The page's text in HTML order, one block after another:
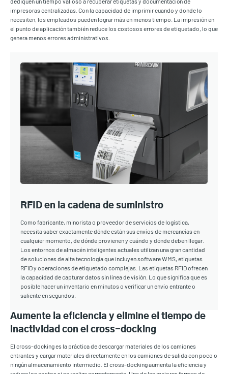
impresoras centralizadas. Con la capacidad de imprimir cuando y donde lo
necesiten, los empleados pueden lograr más en menos tiempo. La impresión en
el punto de aplicación también reduce los costosos errores de etiquetado, lo que
genera menos errores administrativos.
RFID en la cadena de suministro
Como fabricante, minorista o proveedor de servicios de logística,
necesita saber exactamente dónde están sus envíos de mercancías en
cualquier momento, de dónde provienen y cuándo y dónde deben llegar.
Los entornos de almacén inteligentes actuales utilizan una gran cantidad
de soluciones de alta tecnología que incluyen software WMS, etiquetas
RFID y operaciones de etiquetado complejas. Las etiquetas RFID ofrecen
la capacidad de capturar datos sin línea de visión. Lo que significa que es
posible hacer un inventario en minutos o verificar un envío entrante o
saliente en segundos.
Aumente la eficiencia y elimine el tiempo de
inactividad con el cross-docking
El cross-docking es la práctica de descargar materiales de los camiones
entrantes y cargar materiales directamente en los camiones de salida con poco o
ningún almacenamiento intermedio. El cross-docking aumenta la eficiencia y